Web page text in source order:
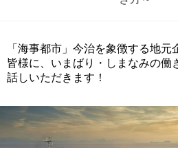
「海事都市」今治を象徴する地元
皆様に、いまばり・しまなみの働
話しいただきます！